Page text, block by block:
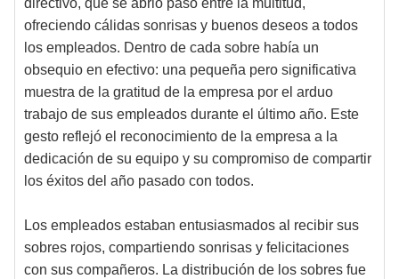
directivo, que se abrió paso entre la multitud,
ofreciendo cálidas sonrisas y buenos deseos a todos
los empleados. Dentro de cada sobre había un
obsequio en efectivo: una pequeña pero significativa
muestra de la gratitud de la empresa por el arduo
trabajo de sus empleados durante el último año. Este
gesto reflejó el reconocimiento de la empresa a la
dedicación de su equipo y su compromiso de compartir
los éxitos del año pasado con todos.
Los empleados estaban entusiasmados al recibir sus
sobres rojos, compartiendo sonrisas y felicitaciones
con sus compañeros. La distribución de los sobres fue